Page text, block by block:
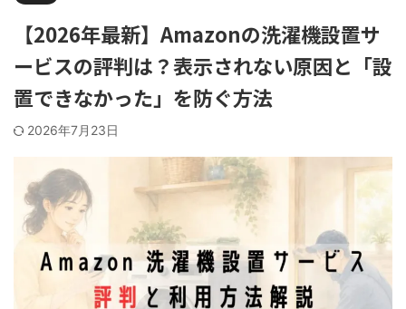
【2026年最新】Amazonの洗濯機設置サ
ービスの評判は？表示されない原因と「設
置できなかった」を防ぐ方法
2026年7月23日